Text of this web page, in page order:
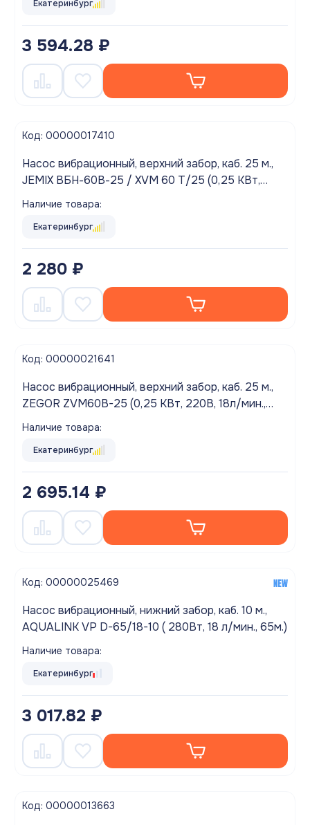
Екатеринбург
3 594.28 ₽
Код: 00000017410
Насос вибрационный, верхний забор, каб. 25 м.,
JEMIX ВБН-60В-25 / XVM 60 T/25 (0,25 КВт,
220В, 20л/мин., 60м.)
Наличие товара:
Екатеринбург
2 280 ₽
Код: 00000021641
Насос вибрационный, верхний забор, каб. 25 м.,
ZEGOR ZVM60B-25 (0,25 КВт, 220В, 18л/мин.,
60м.)
Наличие товара:
Екатеринбург
2 695.14 ₽
Код: 00000025469
Насос вибрационный, нижний забор, каб. 10 м.,
AQUALINK VP D-65/18-10 ( 280Вт, 18 л/мин., 65м.)
Наличие товара:
Екатеринбург
3 017.82 ₽
Код: 00000013663